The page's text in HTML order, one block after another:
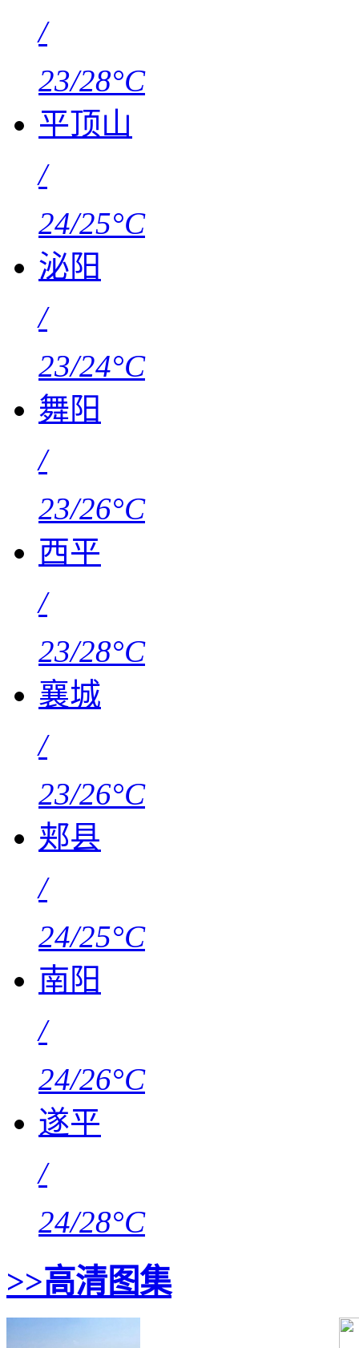
/
23/28°C
平顶山
/
24/25°C
泌阳
/
23/24°C
舞阳
/
23/26°C
西平
/
23/28°C
襄城
/
23/26°C
郏县
/
24/25°C
南阳
/
24/26°C
遂平
/
24/28°C
>>高清图集